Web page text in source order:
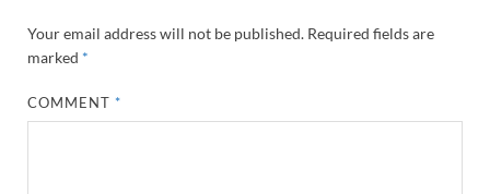
Your email address will not be published. Required fields are
marked *
COMMENT*